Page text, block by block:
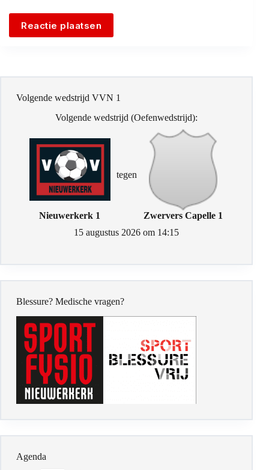
Reactie plaatsen
Volgende wedstrijd VVN 1
Volgende wedstrijd (Oefenwedstrijd):
Nieuwerkerk 1
tegen
Zwervers Capelle 1
15 augustus 2026 om 14:15
Blessure? Medische vragen?
Agenda